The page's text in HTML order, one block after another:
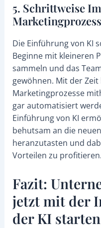
5. Schrittweise
Die Einführung von KI
Beginne mit kleineren
sammeln und das
gewöhnen. Mit der
Marketingprozesse
gar automatisiert
Einführung von KI
behutsam an die
heranzutasten und
Vorteilen zu profitieren.
Fazit:
jetzt mit der
der KI starten